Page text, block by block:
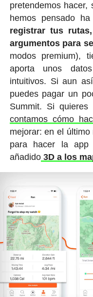
pretendemos
hemos pensado
registrar tus
argumentos para
modos premium),
aporta unos
intuitivos. Si aun
puedes pagar un
Summit. Si
contamos cómo
mejorar: en el
para hacer la
añadido3D a los